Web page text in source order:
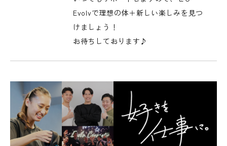
Evolvで理想の体＋新しい楽しみを見つ
けましょう！
お待ちしております♪